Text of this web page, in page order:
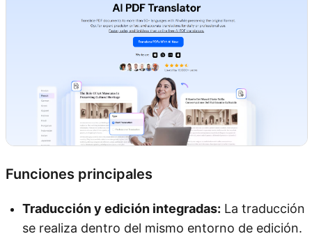
Funciones principales
Traducción y edición integradas: La traducción
se realiza dentro del mismo entorno de edición.